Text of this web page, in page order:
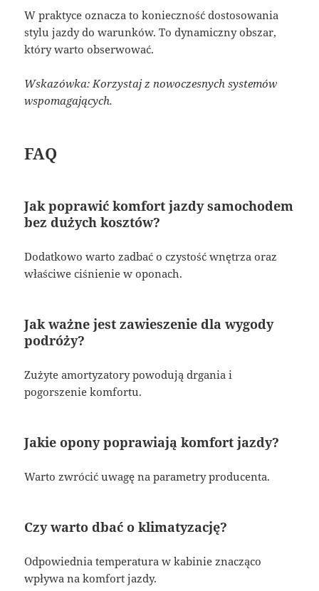
W praktyce oznacza to konieczność dostosowania
stylu jazdy do warunków. To dynamiczny obszar,
który warto obserwować.
Wskazówka: Korzystaj z nowoczesnych systemów
wspomagających.
FAQ
Jak poprawić komfort jazdy samochodem
bez dużych kosztów?
Dodatkowo warto zadbać o czystość wnętrza oraz
właściwe ciśnienie w oponach.
Jak ważne jest zawieszenie dla wygody
podróży?
Zużyte amortyzatory powodują drgania i
pogorszenie komfortu.
Jakie opony poprawiają komfort jazdy?
Warto zwrócić uwagę na parametry producenta.
Czy warto dbać o klimatyzację?
Odpowiednia temperatura w kabinie znacząco
wpływa na komfort jazdy.